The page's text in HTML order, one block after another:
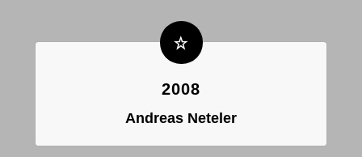
2008
Andreas Neteler